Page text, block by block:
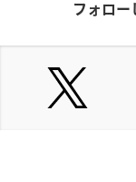
フォロー